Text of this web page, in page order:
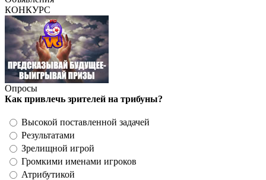
КОНКУРС
Опросы
Как привлечь зрителей на трибуны?
Высокой поставленной задачей
Результатами
Зрелищной игрой
Громкими именами игроков
Атрибутикой